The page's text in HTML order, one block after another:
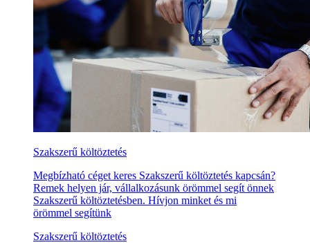
Szakszerű költöztetés
Megbízható céget keres Szakszerű költöztetés kapcsán?
Remek helyen jár, vállalkozásunk örömmel segít önnek
Szakszerű költöztetésben. Hívjon minket és mi
örömmel segítünk
Szakszerű költöztetés